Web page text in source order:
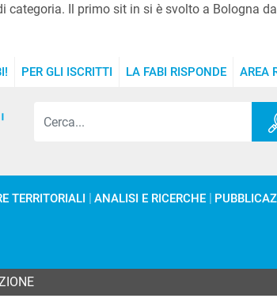
Il primo sit in si è svolto a Bologna
PER GLI ISCRITTI LA FABI RISPONDE AREA
TERRITORIALI ANALISI E RICERCHE